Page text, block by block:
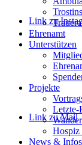
Link zu
Link zu Mail
Ehrenamt
Unterstützen
Projekte
Letzte-
Hospiz
News & Infos